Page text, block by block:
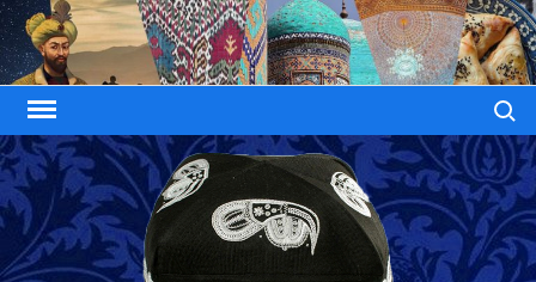
Skip
to
content